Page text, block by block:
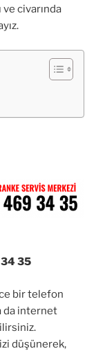
civarında
35
bir telefon
da internet
düşünerek,